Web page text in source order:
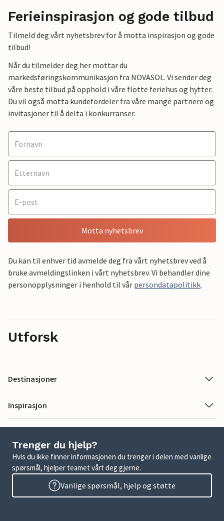
Ferieinspirasjon og gode tilbud
Tilmeld deg vårt nyhetsbrev for å motta inspirasjon og gode
tilbud!
Når du tilmelder deg her mottar du
markedsføringskommunikasjon fra NOVASOL. Vi sender deg
våre beste tilbud på opphold i våre flotte feriehus og hytter.
Du vil også motta kundefordeler fra våre mange partnere og
invitasjoner til å delta i konkurranser.
Motta nyhetsbrev
Du kan til enhver tid avmelde deg fra vårt nyhetsbrev ved å
bruke avmeldingslinken i vårt nyhetsbrev. Vi behandler dine
personopplysninger i henhold til vår persondatapolitikk.
Utforsk
Destinasjoner
Inspirasjon
Trenger du hjelp?
Hvis du ikke finner informasjonen du trenger i delen med vanlige
spørsmål, hjelper teamet vårt deg gjerne.
Vanlige spørsmål, hjelp og støtte